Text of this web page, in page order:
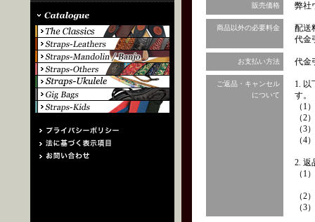
販売価格 弊社
商品以外の必要料金
配送
代金
お支払い方法 代金
ご返品・キャンセル
について
1. 以
す。
（1
（2
（3
（4
2. 返
（1）
（2
（3